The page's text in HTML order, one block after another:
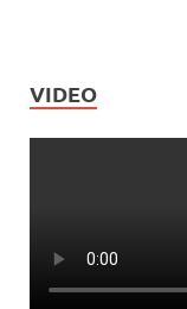
VIDEO